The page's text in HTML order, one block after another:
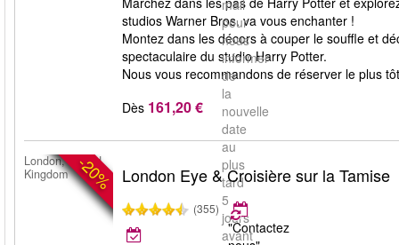
mail
pour
nous
informer
de
la
nouvelle
date
au
plus
tard
5
jours
avant
studios Warner Bros. va vous enchanter !
Montez dans les décors à couper le souffle et
spectaculaire du studio Harry Potter.
Nous vous recommandons de réserver le plus
Dès 161,20 €
-20%
London, United
Kingdom
London Eye & Croisière sur la Tamise
(355)
"Contactez